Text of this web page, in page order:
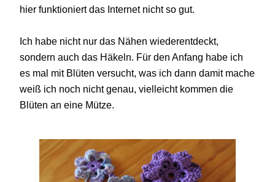
hier funktioniert das Internet nicht so gut.
Ich habe nicht nur das Nähen wiederentdeckt,
sondern auch das Häkeln. Für den Anfang habe ich
es mal mit Blüten versucht, was ich dann damit mache
weiß ich noch nicht genau, vielleicht kommen die
Blüten an eine Mütze.